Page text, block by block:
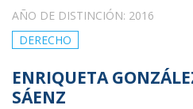
AÑO DE DISTINCIÓN: 2016
DERECHO
ENRIQUETA
SÁENZ